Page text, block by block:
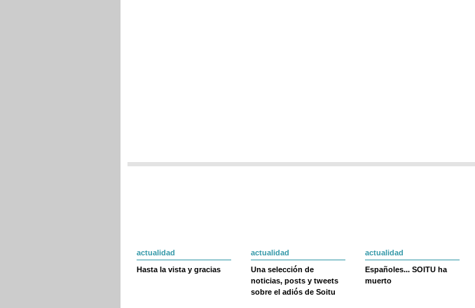
actualidad
Hasta la vista y gracias
actualidad
Una selección de
noticias, posts y tweets
sobre el adiós de Soitu
actualidad
Españoles... SOITU ha
muerto